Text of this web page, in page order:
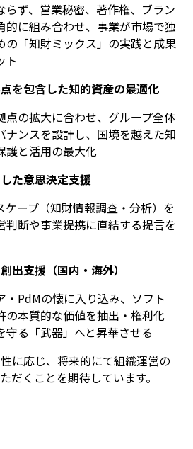
らず、営業秘密、著作権、ブラン
的に組み合わせ、事業が市場で独
の「知財ミックス」の実践と成果
ト
を包含した知的資産の最適化
点の拡大に合わせ、グループ全体
ナンスを設計し、国境を越えた知
護と活用の最大化
た意思決定支援
ケープ（知財情報調査・分析）を
判断や事業提携に直結する提言を
出支援（国内・海外）
・PdMの懐に入り込み、ソフト
の本質的な価値を抽出・権利化
守る「武器」へと昇華させる
に応じ、将来的にて組織運営の
だくことを期待しています。